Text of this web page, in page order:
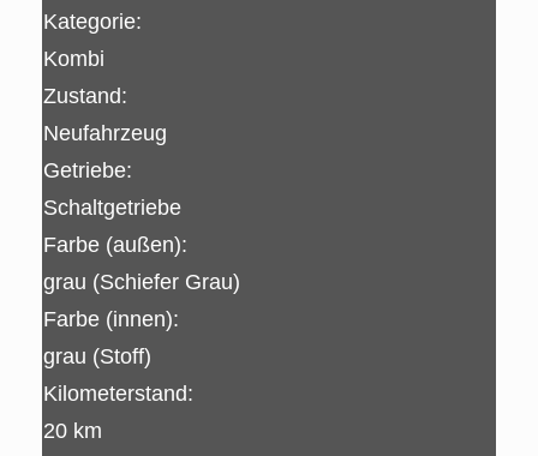
Kategorie:
Kombi
Zustand:
Neufahrzeug
Getriebe:
Schaltgetriebe
Farbe (außen):
grau (Schiefer Grau)
Farbe (innen):
grau (Stoff)
Kilometerstand:
20 km